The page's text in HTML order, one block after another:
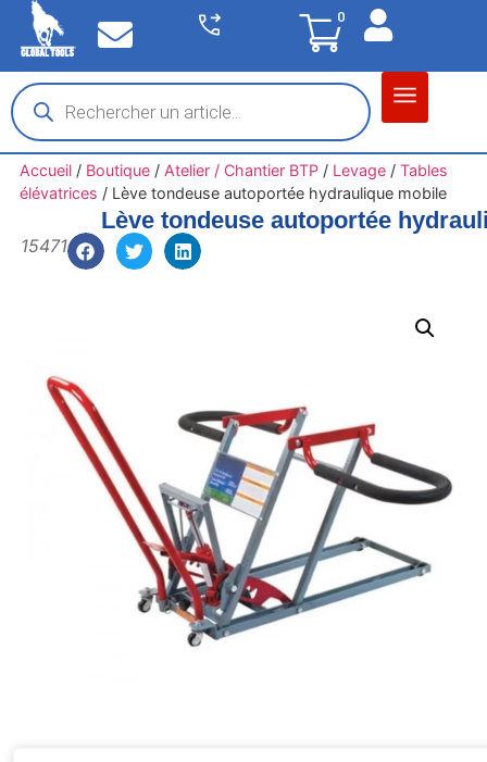
0
Accueil/ Boutique/ Atelier / Chantier BTP/ Levage/ Tables
élévatrices / Lève tondeuse autoportée hydraulique mobile
Lève tondeuse autoportée
15471